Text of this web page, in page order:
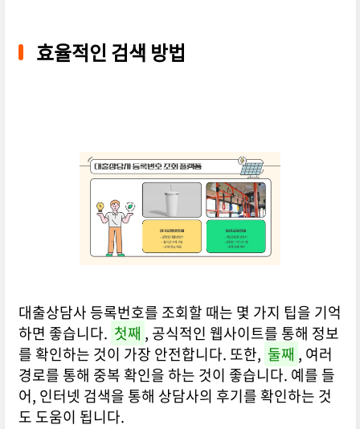
효율적인 검색 방법
대출상담사 등록번호를 조회할 때는 몇 가지 팁을 기억
하면 좋습니다. 첫째 , 공식적인 웹사이트를 통해 정보
를 확인하는 것이 가장 안전합니다. 또한, 둘째 , 여러
경로를 통해 중복 확인을 하는 것이 좋습니다. 예를 들
어, 인터넷 검색을 통해 상담사의 후기를 확인하는 것
도 도움이 됩니다.